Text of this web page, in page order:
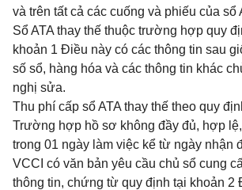
và trên tất cả các cuống và phiếu của sổ
Sổ ATA thay thế thuộc trường hợp quy
khoản 1 Điều này có các thông tin sau
số sổ, hàng hóa và các thông tin khác
nghị sửa.
Thu phí cấp sổ ATA thay thế theo quy
Trường hợp hồ sơ không đầy đủ, hợp
trong 01 ngày làm việc kể từ ngày nhận
VCCI có văn bản yêu cầu chủ sổ cung
thông tin, chứng từ quy định tại khoản 2